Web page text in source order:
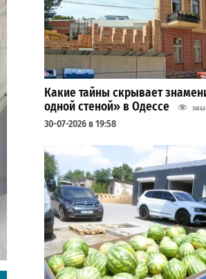
Какие тайны скрывает
одной стеной» в Одессе
34143
30-07-2026 в 19:58